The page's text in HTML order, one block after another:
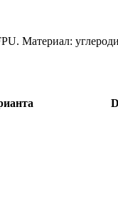
Материал: